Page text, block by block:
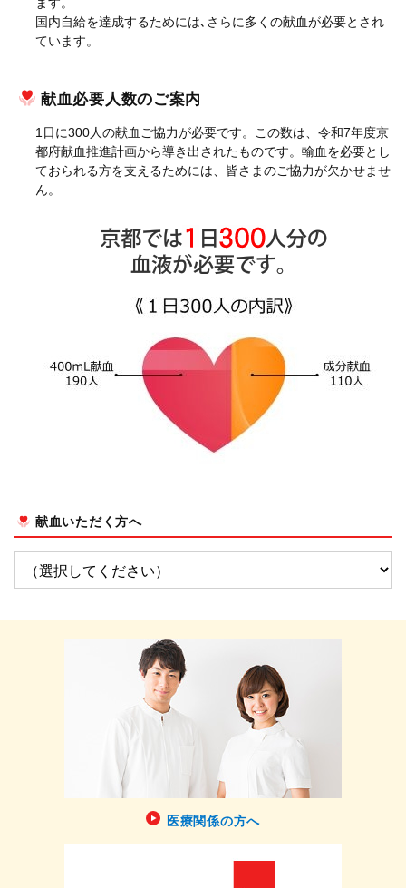
ます。
国内自給を達成するためには､さらに多くの献血が必要とされ
ています。
献血必要人数のご案内
1日に300人の献血ご協力が必要です。この数は、令和7年度京
都府献血推進計画から導き出されたものです。輸血を必要とし
ておられる方を支えるためには、皆さまのご協力が欠かせませ
ん。
献血いただく方へ
医療関係の方へ